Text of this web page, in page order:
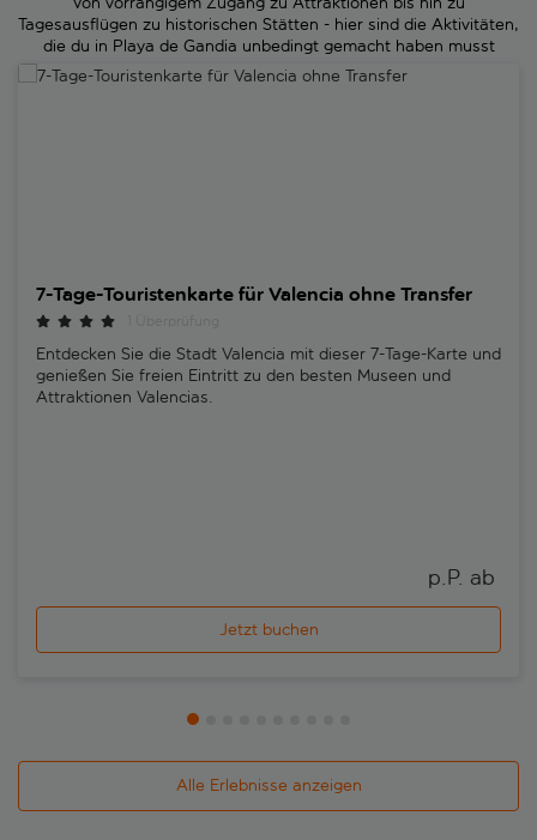
Tagesausflügen zu historischen Stätten - hier sind die Aktivitäten,
die du in Playa de Gandia unbedingt gemacht haben musst
7-Tage-Touristenkarte für Valencia ohne Transfer
7-Tage-Touristenkarte für Valencia ohne Transfer
Entdecken Sie die Stadt Valencia mit dieser 7-Tage-Karte und
genießen Sie freien Eintritt zu den besten Museen und
Attraktionen Valencias.
p.P. ab
Jetzt buchen
Alle Erlebnisse anzeigen